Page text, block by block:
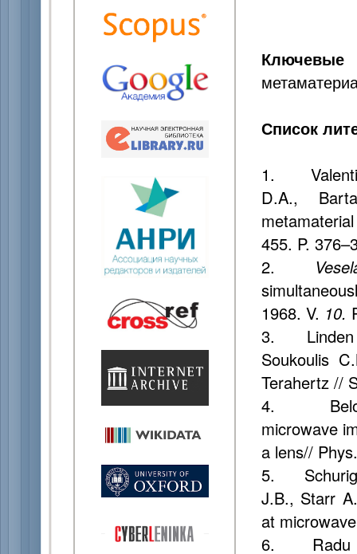
Список
1.
D.A.,
455. P.
2.
1968. V. 10.
3. Linden
Soukoulis
Terahertz //
4. Belov
microwave
a lens//
5. Schurig
J.B., Starr
at
6. Radu